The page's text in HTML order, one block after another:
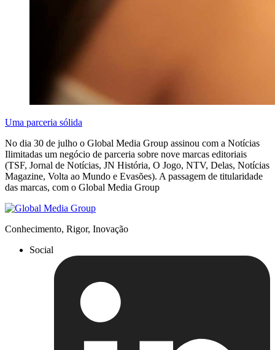
Uma parceria sólida
No dia 30 de julho o Global Media Group assinou com a Notícias
Ilimitadas um negócio de parceria sobre nove marcas editoriais
(TSF, Jornal de Notícias, JN História, O Jogo, NTV, Delas, Notícias
Magazine, Volta ao Mundo e Evasões). A passagem de titularidade
das marcas, com o Global Media Group
Conhecimento, Rigor, Inovação
Social